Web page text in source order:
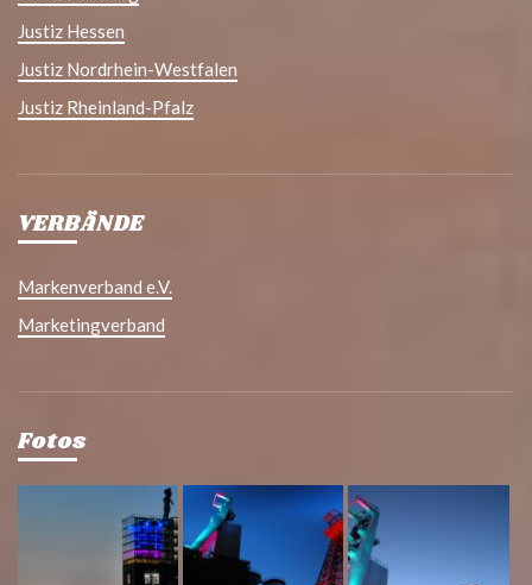
Justiz Hessen
Justiz Nordrhein-Westfalen
Justiz Rheinland-Pfalz
VERBÄNDE
Markenverband e.V.
Marketingverband
Fotos